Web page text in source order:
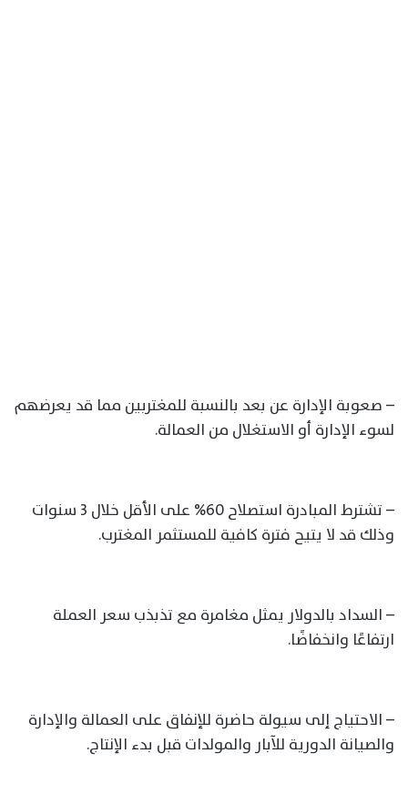
– صعوبة الإدارة عن بعد بالنسبة للمغتربين مما قد يعرضهم
لسوء الإدارة أو الاستغلال من العمالة.
– تشترط المبادرة استصلاح 60% على الأقل خلال 3 سنوات
وذلك قد لا يتيح فترة كافية للمستثمر المغترب.
– السداد بالدولار يمثل مغامرة مع تذبذب سعر العملة
ارتفاعًا وانخفاضًا.
– الاحتياج إلى سيولة حاضرة للإنفاق على العمالة والإدارة
والصيانة الدورية للآبار والمولدات قبل بدء الإنتاج.